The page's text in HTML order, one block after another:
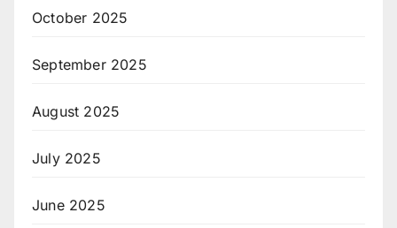
October 2025
September 2025
August 2025
July 2025
June 2025